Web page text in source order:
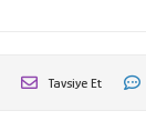
Tavsiye Et